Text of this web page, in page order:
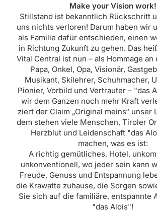
Make your Vision work!
Stillstand ist bekanntlich Rückschritt
uns nichts verloren! Darum haben wir
als Familie dafür entschieden, einen
in Richtung Zukunft zu gehen. Das
Vital Central ist nun – als Hommage
Papa, Onkel, Opa, Visionär,
Musikant, Skilehrer, Schuhmacher,
Pionier, Vorbild und Vertrauter – "das
wir dem Ganzen noch mehr Kraft
ziert der Claim „Original meins“ unser
dem stehen viele Menschen, Tiroler
Herzblut und Leidenschaft "das
machen, was es ist:
A richtig gemütliches, Hotel,
unkonventionell, wo jeder sein kann
Freude, Genuss und Entspannung
die Krawatte zuhause, die Sorgen
Sie sich auf die familiäre, entspannte
"das Alois"!